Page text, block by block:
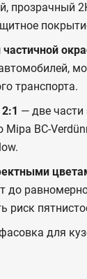
прозрачный
транспорта.
— две
BC-
до
риск
для